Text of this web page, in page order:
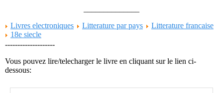
Livres electroniques
Litterature par pays
Litterature francaise
18e siecle
--------------------
Vous pouvez lire/telecharger le livre en cliquant sur le lien ci-
dessous: